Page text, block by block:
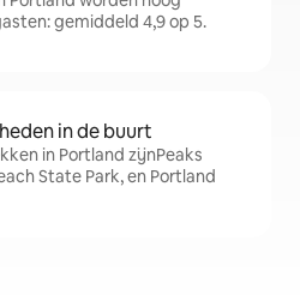
gemiddeld 4,9 op 5.
in de buurt
in Portland zijnPeaks
State Park, en Portland